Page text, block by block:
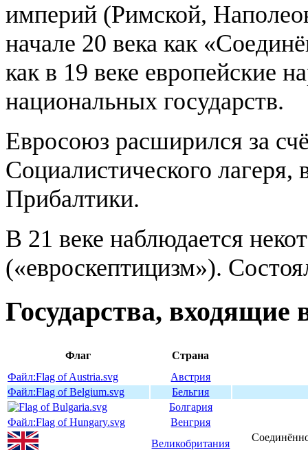
империй (Римской,
начале 20 века как
как в 19 веке европейские
национальных государств.
Евросоюз расширился за
Социалистического лагеря,
Прибалтики.
В 21 веке наблюдается
(«евроскептицизм»).
Государства,
Флаг
Страна
Файл:Flag of Austria.svg
Австрия
Файл:Flag of Belgium.svg
Бельгия
Болгария
Файл:Flag of Hungary.svg
Венгрия
Великобритания